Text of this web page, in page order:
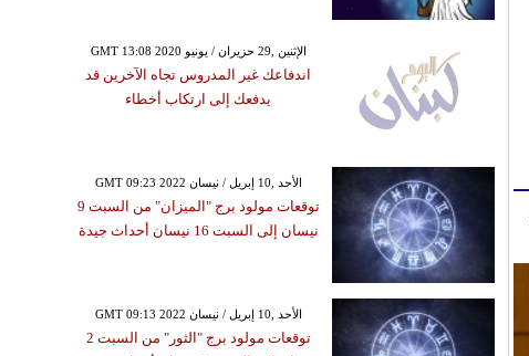
GMT 13:08 2020 الإثنين ,29 حزيران / يونيو
اندفاعك غير المدروس تجاه الآخرين قد
يدفعك إلى ارتكاب أخطاء
GMT 09:23 2022 الأحد ,10 إبريل / نيسان
توقعات مولود برج "الميزان" من السبت 9
نيسان إلى السبت 16 نيسان أحداث جيدة
GMT 09:13 2022 الأحد ,10 إبريل / نيسان
توقعات مولود برج "الثور" من السبت 2